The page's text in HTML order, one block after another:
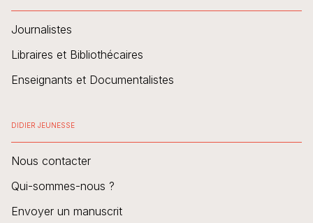
Journalistes
Libraires et Bibliothécaires
Enseignants et Documentalistes
DIDIER JEUNESSE
Nous contacter
Qui-sommes-nous ?
Envoyer un manuscrit